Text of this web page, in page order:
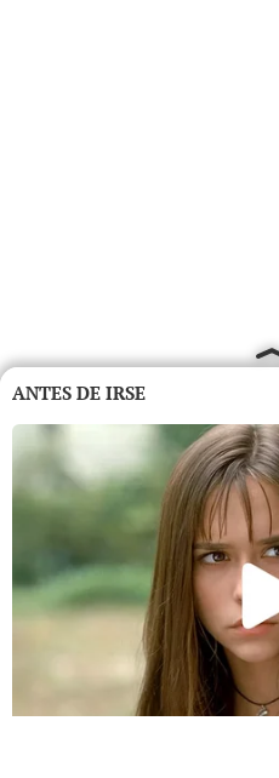
ANTES DE IRSE